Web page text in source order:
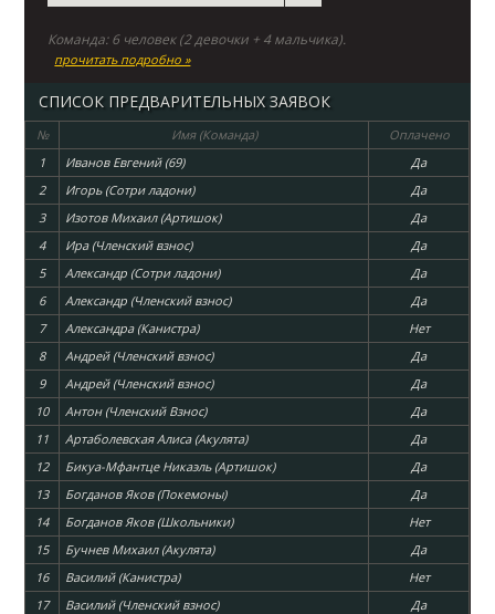
Команда: 6 человек (2 девочки + 4 мальчика).
прочитать подробно »
СПИСОК ПРЕДВАРИТЕЛЬНЫХ ЗАЯВОК
№ Имя (Команда)
Оплачено
1
Иванов Евгений (69)
Да
2
Игорь (Сотри ладони)
Да
3
Изотов Михаил (Артишок)
Да
4
Ира (Членский взнос)
Да
5
Александр (Сотри ладони)
Да
6
Александр (Членский взнос)
Да
7
Александра (Канистра)
Нет
8
Андрей (Членский взнос)
Да
9
Андрей (Членский взнос)
Да
10
Антон (Членский Взнос)
Да
11
Артаболевская Алиса (Акулята)
Да
12
Бикуа-Мфантце Никаэль (Артишок)
Да
13
Богданов Яков (Покемоны)
Да
14
Богданов Яков (Школьники)
Нет
15
Бучнев Михаил (Акулята)
Да
16
Василий (Канистра)
Нет
17
Василий (Членский взнос)
Да